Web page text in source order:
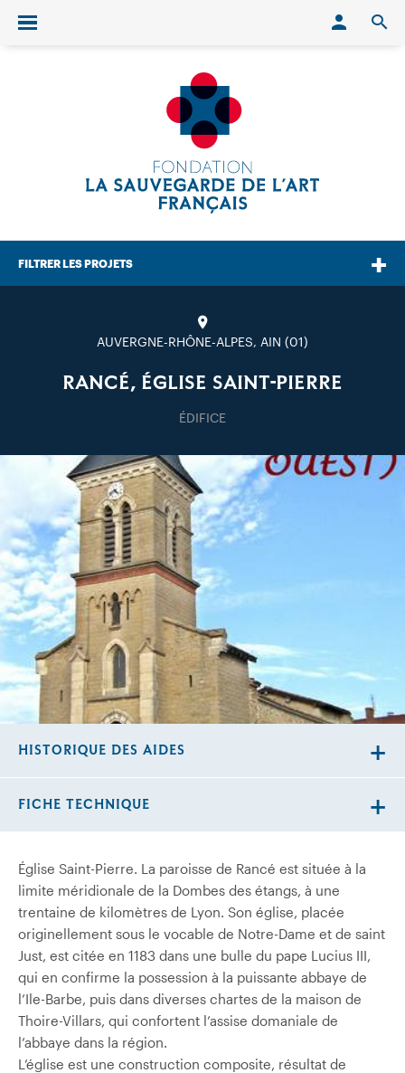
Ouvrir/fermer le menu
FILTRER LES PROJETS
AUVERGNE-RHÔNE-ALPES, AIN (01)
RANCÉ, ÉGLISE SAINT-PIERRE
ÉDIFICE
Église Saint-Pierre. La paroisse de Rancé est située à la
limite méridionale de la Dombes des étangs, à une
trentaine de kilomètres de Lyon. Son église, placée
originellement sous le vocable de Notre-Dame et de saint
Just, est citée en 1183 dans une bulle du pape Lucius III,
qui en confirme la possession à la puissante abbaye de
l’Ile-Barbe, puis dans diverses chartes de la maison de
Thoire-Villars, qui confortent l’assise domaniale de
l’abbaye dans la région.
L’église est une construction composite, résultat de
HISTORIQUE DES AIDES
FICHE TECHNIQUE